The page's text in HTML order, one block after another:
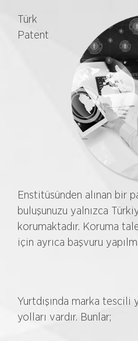
Türk
Patent
Enstitüsünden alınan bir
buluşunuzu yalnızca
korumaktadır. Koruma
için ayrıca başvuru
Yurtdışında marka tescili
yolları vardır. Bunlar;